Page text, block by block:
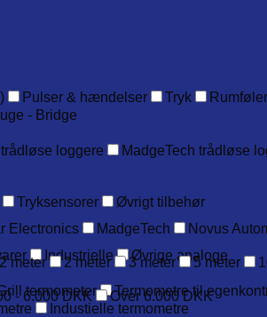
Pulser & hændelser Tryk
- Bridge
loggere MadgeTech trådløse
Tryksensorer
Øvrigt tilbehør
Industrielle
Øvrige analoge
termometer
Termometre til
Industielle termometre
Electronics MadgeTech Novus
meter 2 meter 3 meter 5 meter
- 6.000 DKK Over 6.000 DKK